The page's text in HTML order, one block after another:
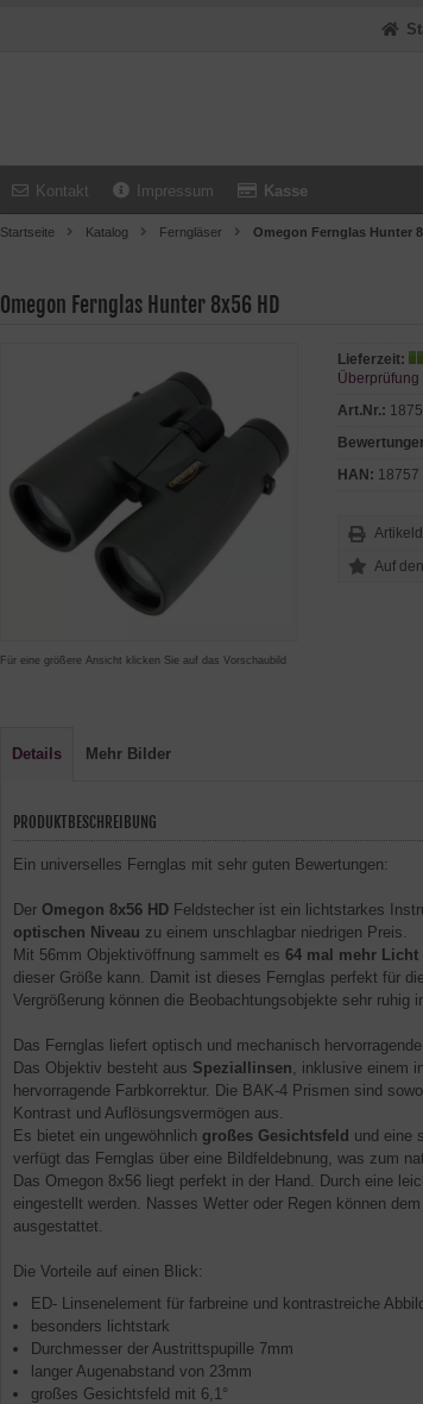
Kontakt Impressum Kasse
Startseite Katalog Ferngläser Omegon Fernglas Hunter
Omegon Fernglas Hunter 8x56 HD
Für eine größere Ansicht klicken Sie auf das Vorschaubild
Lieferzeit:
Überprüfung
Art.Nr.:
HAN: 18757
Details Mehr Bilder
PRODUKTBESCHREIBUNG
Ein universelles Fernglas mit sehr guten Bewertungen:
Der Omegon 8x56 HD Feldstecher ist ein lichtstarkes
optischen Niveau zu einem unschlagbar niedrigen Preis.
Mit 56mm Objektivöffnung sammelt es 64 mal mehr
dieser Größe kann. Damit ist dieses Fernglas perfekt für
Vergrößerung können die Beobachtungsobjekte sehr ruhig
Das Fernglas liefert optisch und mechanisch
Das Objektiv besteht aus Speziallinsen , inklusive einem
hervorragende Farbkorrektur. Die BAK-4 Prismen sind
Kontrast und Auflösungsvermögen aus.
Es bietet ein ungewöhnlich großes Gesichtsfeld und eine
verfügt das Fernglas über eine Bildfeldebnung, was zum
Das Omegon 8x56 liegt perfekt in der Hand. Durch eine
eingestellt werden. Nasses Wetter oder Regen können
ausgestattet.
Die Vorteile auf einen Blick:
ED- Linsenelement für farbreine und kontrastreiche
besonders lichtstark
Durchmesser der Austrittspupille 7mm
langer Augenabstand von 23mm
großes Gesichtsfeld mit 6,1°